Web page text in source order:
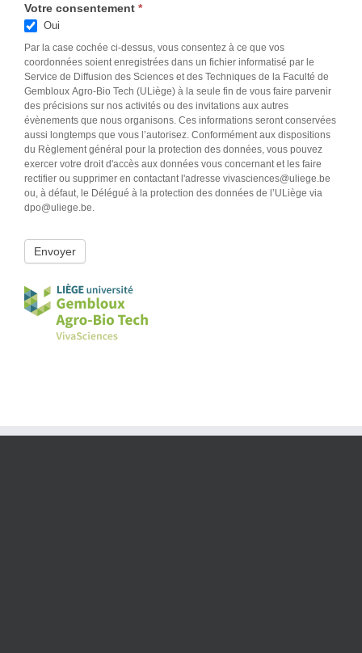
Votre consentement *
Oui
Par la case cochée ci-dessus, vous consentez à ce que vos
coordonnées soient enregistrées dans un fichier informatisé par le
Service de Diffusion des Sciences et des Techniques de la Faculté de
Gembloux Agro-Bio Tech (ULiège) à la seule fin de vous faire parvenir
des précisions sur nos activités ou des invitations aux autres
évènements que nous organisons. Ces informations seront conservées
aussi longtemps que vous l’autorisez. Conformément aux dispositions
du Règlement général pour la protection des données, vous pouvez
exercer votre droit d'accès aux données vous concernant et les faire
rectifier ou supprimer en contactant l'adresse vivasciences@uliege.be
ou, à défaut, le Délégué à la protection des données de l’ULiège via
dpo@uliege.be.